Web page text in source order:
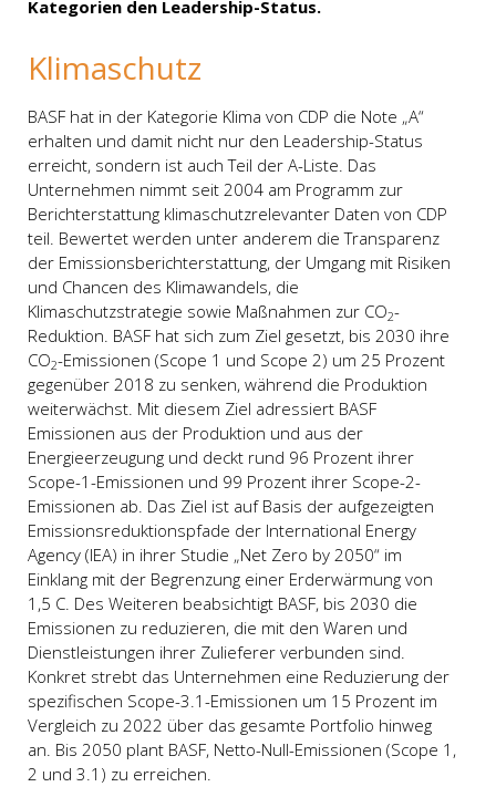
Kategorien den Leadership-Status.
Klimaschutz
BASF hat in der Kategorie Klima von CDP die Note „A“
erhalten und damit nicht nur den Leadership-Status
erreicht, sondern ist auch Teil der A-Liste. Das
Unternehmen nimmt seit 2004 am Programm zur
Bericht­erstattung klimaschutz­relevanter Daten von CDP
teil. Bewertet werden unter anderem die Transparenz
der Emissions­bericht­erstattung, der Umgang mit Risiken
und Chancen des Klimawandels, die
Klimaschutzstrategie sowie Maßnahmen zur CO2-
Reduktion. BASF hat sich zum Ziel gesetzt, bis 2030 ihre
CO2-Emissionen (Scope 1 und Scope 2) um 25 Prozent
gegenüber 2018 zu senken, während die Produktion
weiterwächst. Mit diesem Ziel adressiert BASF
Emissionen aus der Produktion und aus der
Energieerzeugung und deckt rund 96 Prozent ihrer
Scope-1-Emissionen und 99 Prozent ihrer Scope-2-
Emissionen ab. Das Ziel ist auf Basis der aufgezeigten
Emissionsreduktionspfade der International Energy
Agency (IEA) in ihrer Studie „Net Zero by 2050“ im
Einklang mit der Begrenzung einer Erderwärmung von
1,5 C. Des Weiteren beabsichtigt BASF, bis 2030 die
Emissionen zu reduzieren, die mit den Waren und
Dienstleistungen ihrer Zulieferer verbunden sind.
Konkret strebt das Unternehmen eine Reduzierung der
spezifischen Scope-3.1-Emissionen um 15 Prozent im
Vergleich zu 2022 über das gesamte Portfolio hinweg
an. Bis 2050 plant BASF, Netto-Null-Emissionen (Scope 1,
2 und 3.1) zu erreichen.